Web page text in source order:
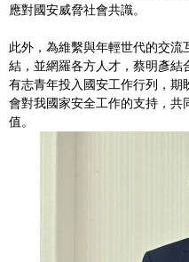
應對國安威脅社會共識。
此外，為維繫與年輕世代的交
結，並網羅各方人才，蔡明彥
有志青年投入國安工作行列，期
會對我國家安全工作的支持，
值。